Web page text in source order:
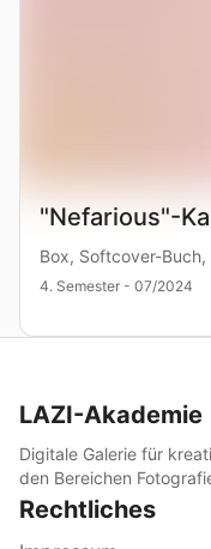
"Nefarious"-
Box, Softcover-
4. Semester - 07/2024
LAZI-Akademie
Digitale Galerie für
den Bereichen
Rechtliches